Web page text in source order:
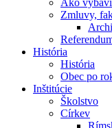
Ako
Zmluvy,
História
História
Obec po
Inštitúcie
Školstvo
Církev